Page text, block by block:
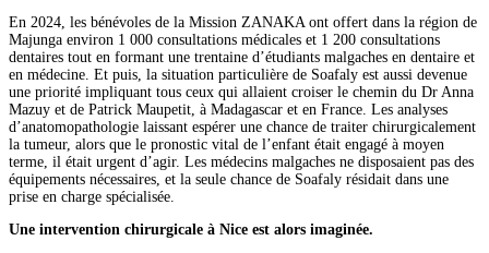
En 2024, les bénévoles de la Mission ZANAKA ont offert dans la région de
Majunga environ 1 000 consultations médicales et 1 200 consultations
dentaires tout en formant une trentaine d’étudiants malgaches en dentaire et
en médecine. Et puis, la situation particulière de Soafaly est aussi devenue
une priorité impliquant tous ceux qui allaient croiser le chemin du Dr Anna
Mazuy et de Patrick Maupetit, à Madagascar et en France. Les analyses
d’anatomopathologie laissant espérer une chance de traiter chirurgicalement
la tumeur, alors que le pronostic vital de l’enfant était engagé à moyen
terme, il était urgent d’agir. Les médecins malgaches ne disposaient pas des
équipements nécessaires, et la seule chance de Soafaly résidait dans une
prise en charge spécialisée.
Une intervention chirurgicale à Nice est alors imaginée.